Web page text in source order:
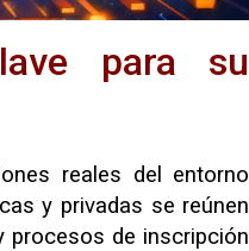
para su
reales del entorno
y privadas se reúnen
procesos de inscripción